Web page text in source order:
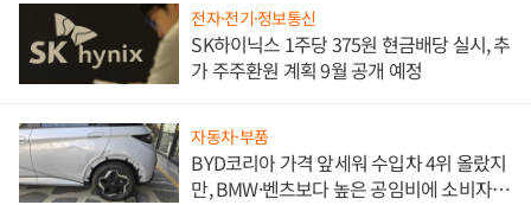
전자·전기·정보통신
SK하이닉스 1주당 375원 현금배당 실시, 추
가 주주환원 계획 9월 공개 예정
자동차·부품
BYD코리아 가격 앞세워 수입차 4위 올랐지
만, BMW·벤츠보다 높은 공임비에 소비자